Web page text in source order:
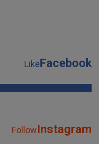
LikeFacebook
FollowInstagram